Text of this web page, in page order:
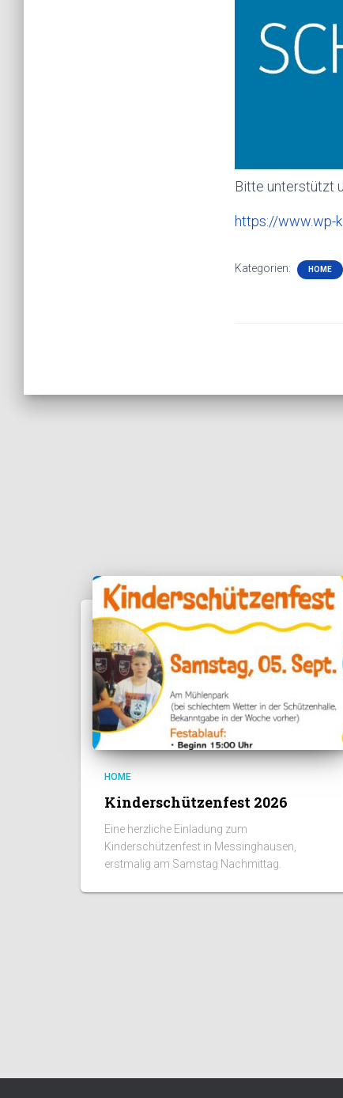
Bitte unterstützt
https://www.wp-
Kategorien: HOME
HOME
Kinderschützenfest 2026
Eine herzliche Einladung zum
Kinderschützenfest in Messinghausen,
erstmalig am Samstag Nachmittag.